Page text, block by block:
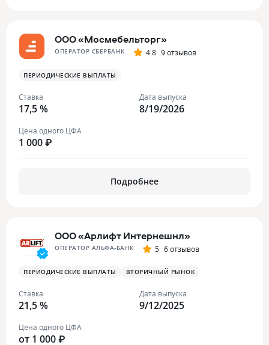
ООО «Мосмебельторг»
ОПЕРАТОР СБЕРБАНК 4.8 9 отзывов
ПЕРИОДИЧЕСКИЕ ВЫПЛАТЫ
Ставка
17,5 %
Дата выпуска
8/19/2026
Цена одного ЦФА
1 000 ₽
Подробнее
ООО «Арлифт Интернешнл»
ОПЕРАТОР АЛЬФА-БАНК 5 6 отзывов
ПЕРИОДИЧЕСКИЕ ВЫПЛАТЫ ВТОРИЧНЫЙ РЫНОК
Ставка
21,5 %
Дата выпуска
9/12/2025
Цена одного ЦФА
от 1 000 ₽